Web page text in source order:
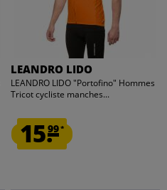
LEANDRO LIDO
LEANDRO LIDO "Portofino" Hommes
Tricot cycliste manches...
15.99*